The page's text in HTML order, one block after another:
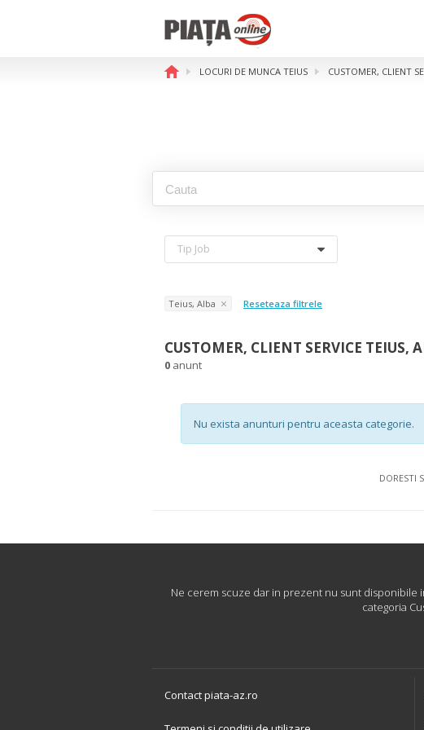
LOCURI DE MUNCA TEIUS CUSTOMER, CLIENT
Tip Job
Teius, Alba Reseteaza filtrele
CUSTOMER, CLIENT SERVICE TEIUS,
0 anunt
Nu exista anunturi pentru aceasta categorie.
DORESTI
Ne cerem scuze dar in prezent nu sunt disponibile
categoria
Contact piata-az.ro